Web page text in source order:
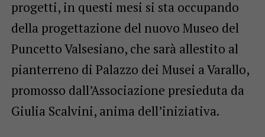
progetti, in questi mesi si sta occupando
della progettazione del nuovo Museo del
Puncetto Valsesiano, che sarà allestito al
pianterreno di Palazzo dei Musei a Varallo,
promosso dall’Associazione presieduta da
Giulia Scalvini, anima dell’iniziativa.